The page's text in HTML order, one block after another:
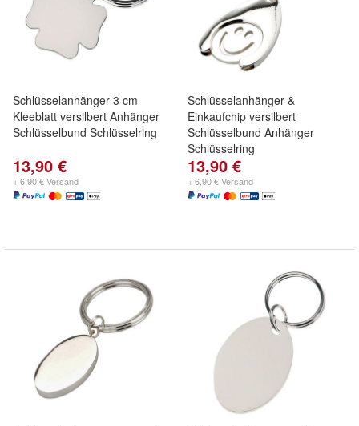
Schlüsselanhänger 3 cm
Kleeblatt versilbert Anhänger
Schlüsselbund Schlüsselring
13,90 €
+ 6,90 € Versand
Schlüsselanhänger &
Einkaufchip versilbert
Schlüsselbund Anhänger
Schlüsselring
13,90 €
+ 6,90 € Versand